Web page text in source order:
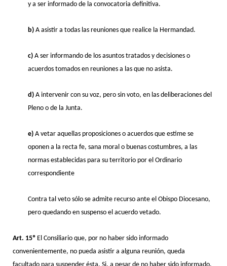
y a ser informado de la convocatoria definitiva.
b) A asistir a todas las reuniones que realice la Hermandad.
c) A ser informando de los asuntos tratados y decisiones o
acuerdos tomados en reuniones a las que no asista.
d) A intervenir con su voz, pero sin voto, en las deliberaciones del
Pleno o de la Junta.
e) A vetar aquellas proposiciones o acuerdos que estime se
oponen a la recta fe, sana moral o buenas costumbres, a las
normas establecidas para su territorio por el Ordinario
correspondiente
Contra tal veto sólo se admite recurso ante el Obispo Diocesano,
pero quedando en suspenso el acuerdo vetado.
Art. 15º El Consiliario que, por no haber sido informado
convenientemente, no pueda asistir a alguna reunión, queda